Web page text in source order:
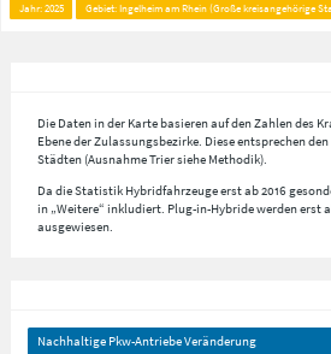
Jahr: 2025
Gebiet: Ingelheim am Rhein (Große kreisangehörige
Die Daten in der Karte basieren auf den Zahlen des
Ebene der Zulassungsbezirke. Diese entsprechen
Städten (Ausnahme Trier siehe Methodik).
Da die Statistik Hybridfahrzeuge erst ab 2016
in „Weitere“ inkludiert. Plug-in-Hybride werden erst
ausgewiesen.
Nachhaltige Pkw-Antriebe Veränderung